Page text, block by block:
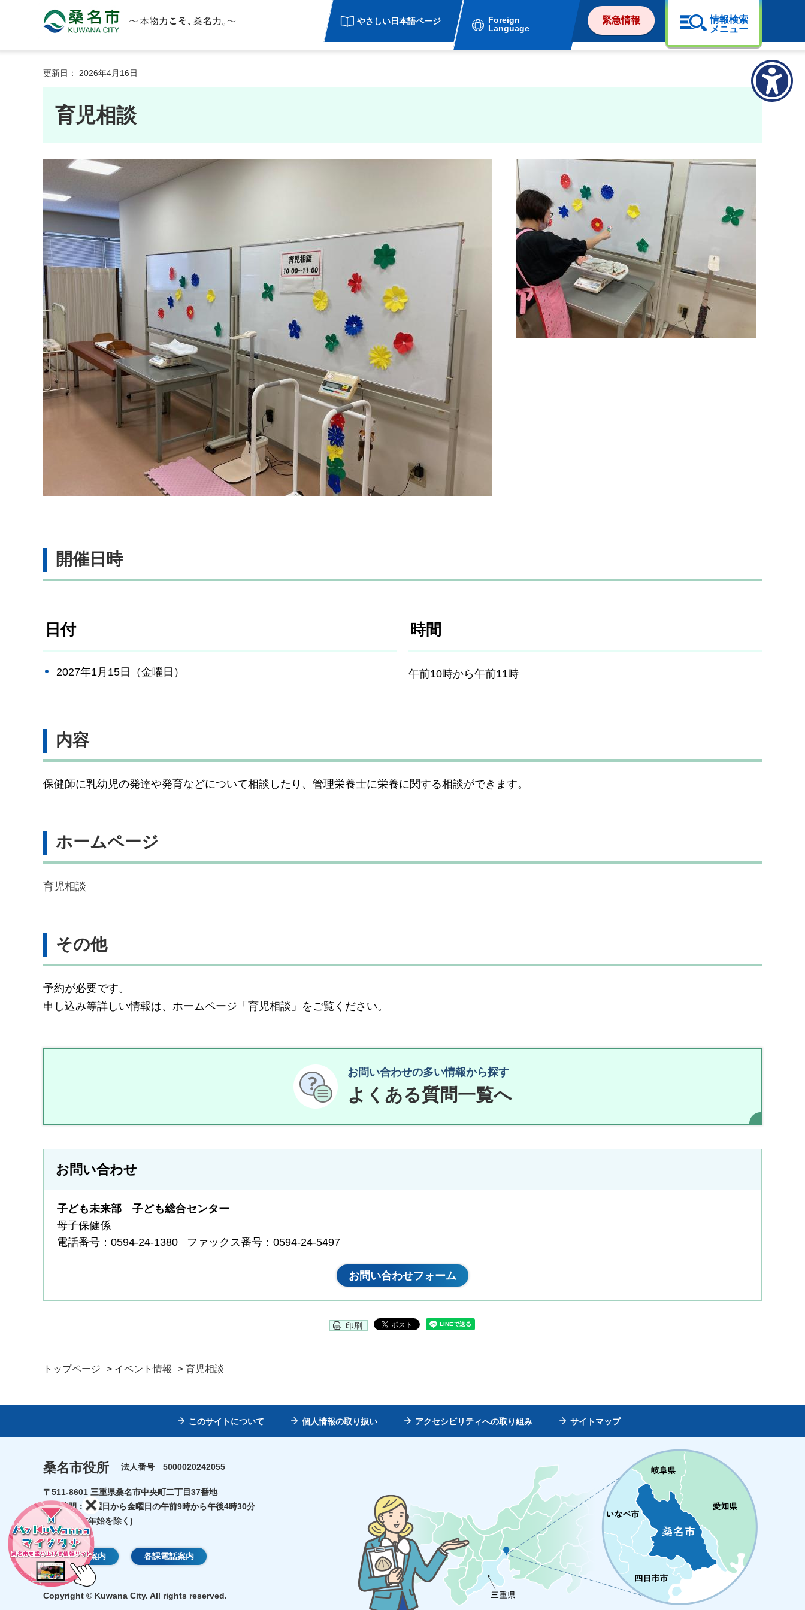
桑名市 KUWANA CITY 本物力こそ、桑名力。
やさしい日本語ページ
Foreign
Language
緊急情報
情報検索
メニュー
更新日： 2026年4月16日
育児相談
開催日時
日付
2027年1月15日（金曜日）
時間
午前10時から午前11時
内容
保健師に乳幼児の発達や発育などについて相談したり、管理栄養士に栄養に関する相談ができます。
ホームページ
育児相談
その他
予約が必要です。
申し込み等詳しい情報は、ホームページ「育児相談」をご覧ください。
お問い合わせの多い情報から探す
よくある質問一覧へ
お問い合わせ
子ども未来部 子ども総合センター
母子保健係
電話番号：0594-24-1380
ファックス番号：0594-24-5497
印刷
トップページ > イベント情報 > 育児相談
このサイトについて 個人情報の取り扱い アクセシビリティへの取り組み サイトマップ
桑名市役所 法人番号 5000020242055
〒511-8601 三重県桑名市中央町二丁目37番地
開庁時間：月曜日から金曜日の午前9時から午後4時30分
(祝日・年末年始を除く)
庁舎のご案内 各課電話案内
Copyright © Kuwana City. All rights reserved.